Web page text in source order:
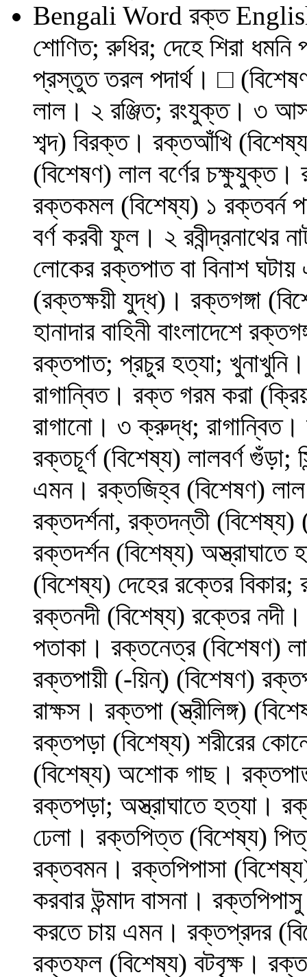
Bengali Word রক্ত
শোণিত; রুধির; দেহে শিরা
প্রস্তুত তরল পদার্থ। □
লাল। ২ রঞ্জিত; রংযুক্ত। ৩
শব্দ) বিরক্ত। রক্তআঁখি
(বিশেষণ) লাল বর্ণের
রক্তকমল (বিশেষ্য) ১ রক্তবর্ন
বর্ণ করবী ফুল। ২ রবীন্দ্রনাথের
লোকের রক্তপাত বা বিনাশ
(রক্তক্ষয়ী যুদ্ধ)। রক্তগঙ্গা
হানাদার বাহিনী বাংলাদেশে
রক্তপাত; প্রচুর হত্যা;
রাগান্বিত। রক্ত গরম করা
রাগানো। ৩ ক্রুদ্ধ; রাগান্বিত।
রক্তচূর্ণ (বিশেষ্য) লালবর্ণ
এমন। রক্তজিহ্ব (বিশেষণ) লাল
রক্তদর্শনা, রক্তদন্তী (বিশেষ্য)
রক্তদর্শন (বিশেষ্য)
(বিশেষ্য) দেহের রক্তের বিকার;
রক্তনদী (বিশেষ্য) রক্তের নদী।
পতাকা। রক্তনেত্র (বিশেষণ)
রক্তপায়ী (-য়িন্‌) (বিশেষণ)
রাক্ষস। রক্তপা (স্ত্রীলিঙ্গ)
রক্তপড়া (বিশেষ্য) শরীরের
(বিশেষ্য) অশোক গাছ।
রক্তপড়া; অস্ত্রাঘাতে হত্যা।
ঢেলা। রক্তপিত্ত (বিশেষ্য)
রক্তবমন। রক্তপিপাসা
করবার উন্মাদ বাসনা।
করতে চায় এমন। রক্তপ্রদর
রক্তফল (বিশেষ্য) বটবৃক্ষ।